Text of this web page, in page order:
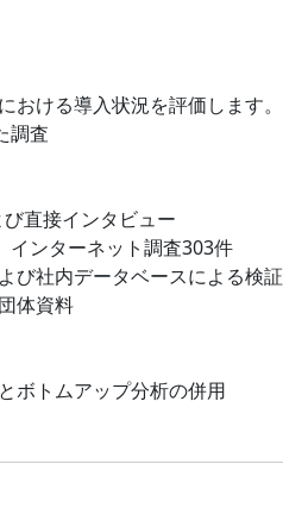
ける導入状況を評価します。
調査
直接インタビュー
インターネット調査303件
び社内データベースによる検証
体資料
ボトムアップ分析の併用